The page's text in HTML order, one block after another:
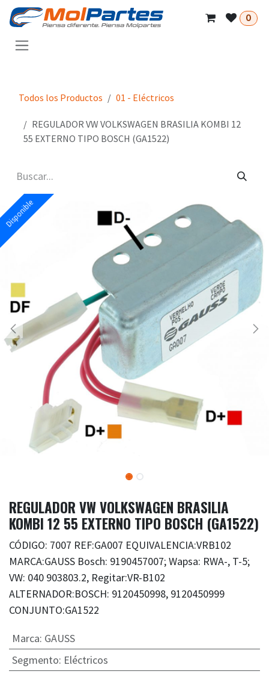
Ir al contenido
0
Todos los Productos 01 - Eléctricos
REGULADOR VW VOLKSWAGEN BRASILIA KOMBI 12
55 EXTERNO TIPO BOSCH (GA1522)
Disponible
Disponible
REGULADOR VW VOLKSWAGEN BRASILIA
KOMBI 12 55 EXTERNO TIPO BOSCH (GA1522)
CÓDIGO: 7007 REF:GA007 EQUIVALENCIA:VRB102
MARCA:GAUSS Bosch: 9190457007; Wapsa: RWA-, T-5;
VW: 040 903803.2, Regitar:VR-B102
ALTERNADOR:BOSCH: 9120450998, 9120450999
CONJUNTO:GA1522
Marca: GAUSS
Segmento: Eléctricos